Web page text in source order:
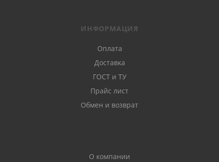
ИНФОРМАЦИЯ
Оплата
Доставка
ГОСТ и ТУ
Прайс лист
Обмен и возврат
О компании